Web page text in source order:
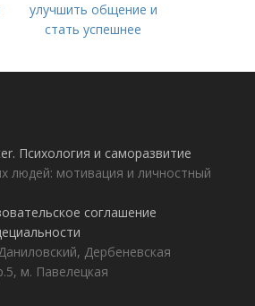
улучшить общение и
стать успешнее
Психология и саморазвитие
людей: мотивация и личностный
соглашение
Дербеневская
м. Павелецкая